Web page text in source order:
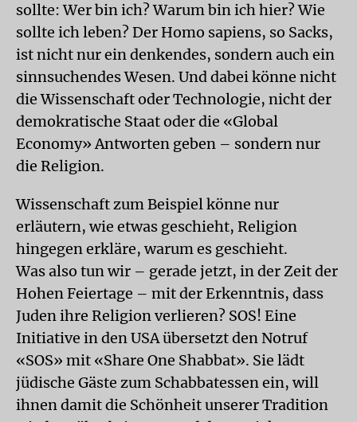
sollte: Wer bin ich? Warum bin ich hier? Wie
sollte ich leben? Der Homo sapiens, so Sacks,
ist nicht nur ein denkendes, sondern auch ein
sinnsuchendes Wesen. Und dabei könne nicht
die Wissenschaft oder Technologie, nicht der
demokratische Staat oder die «Global
Economy» Antworten geben – sondern nur
die Religion.
Wissenschaft zum Beispiel könne nur
erläutern, wie etwas geschieht, Religion
hingegen erkläre, warum es geschieht.
Was also tun wir – gerade jetzt, in der Zeit der
Hohen Feiertage – mit der Erkenntnis, dass
Juden ihre Religion verlieren? SOS! Eine
Initiative in den USA übersetzt den Notruf
«SOS» mit «Share One Shabbat». Sie lädt
jüdische Gäste zum Schabbatessen ein, will
ihnen damit die Schönheit unserer Tradition